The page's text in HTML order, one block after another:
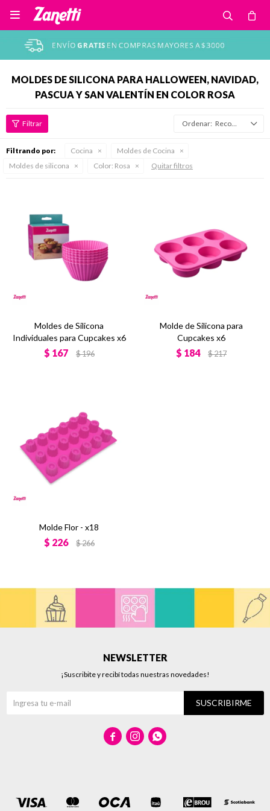

MOLDES DE SILICONA PARA HALLOWEEN, NAVIDAD,
PASCUA Y SAN VALENTÍN EN COLOR ROSA
Recomendados
Filtrando por: Cocina
Moldes de Cocina
Moldes de silicona
Color: Rosa Quitar filtros
Moldes de Silicona
Individuales para Cupcakes x6
$ 167 $196
Molde de Silicona para
Cupcakes x6
$ 184 $217
Molde Flor - x18
$ 226 $266
NEWSLETTER
¡Suscribite y recibí todas nuestras novedades!
SUSCRIBIRME
  